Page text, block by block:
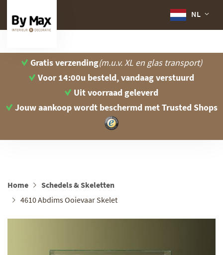
NL
Gratis verzending(m.u.v. XL en glas transport)
Voor 14:00u besteld, vandaag verstuurd
Uit voorraad geleverd
Jouw aankoop wordt beschermd met Trusted Shops
Home
Schedels & Skeletten
4610 Abdims Ooievaar Skelet